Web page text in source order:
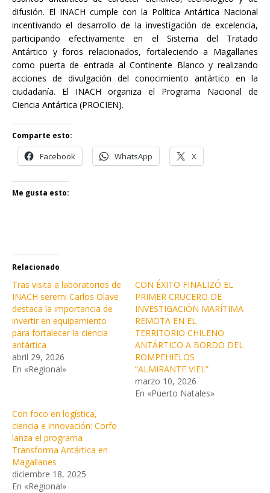
difusión. El INACH cumple con la Política Antártica Nacional
incentivando el desarrollo de la investigación de excelencia,
participando efectivamente en el Sistema del Tratado
Antártico y foros relacionados, fortaleciendo a Magallanes
como puerta de entrada al Continente Blanco y realizando
acciones de divulgación del conocimiento antártico en la
ciudadanía. El INACH organiza el Programa Nacional de
Ciencia Antártica (PROCIEN).
Comparte esto:
Facebook WhatsApp X
Me gusta esto:
Relacionado
Tras visita a laboratorios de
INACH seremi Carlos Olave
destaca la importancia de
invertir en equipamiento
para fortalecer la ciencia
antártica
abril 29, 2026
En «Regional»
CON ÉXITO FINALIZÓ EL
PRIMER CRUCERO DE
INVESTIGACIÓN MARÍTIMA
REMOTA EN EL
TERRITORIO CHILENO
ANTÁRTICO A BORDO DEL
ROMPEHIELOS
“ALMIRANTE VIEL”
marzo 10, 2026
En «Puerto Natales»
Con foco en logística,
ciencia e innovación: Corfo
lanza el programa
Transforma Antártica en
Magallanes
diciembre 18, 2025
En «Regional»